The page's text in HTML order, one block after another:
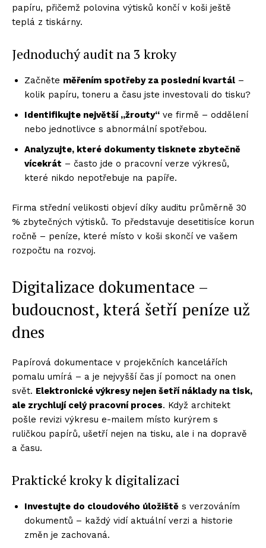
papíru, přičemž polovina výtisků končí v koši ještě
teplá z tiskárny.
Jednoduchý audit na 3 kroky
Začněte měřením spotřeby za poslední kvartál –
kolik papíru, toneru a času jste investovali do tisku?
Identifikujte největší „žrouty“ ve firmě – oddělení
nebo jednotlivce s abnormální spotřebou.
Analyzujte, které dokumenty tisknete zbytečně
vícekrát – často jde o pracovní verze výkresů,
které nikdo nepotřebuje na papíře.
Firma střední velikosti objeví díky auditu průměrně 30
% zbytečných výtisků. To představuje desetitisíce korun
ročně – peníze, které místo v koši skončí ve vašem
rozpočtu na rozvoj.
Digitalizace dokumentace –
budoucnost, která šetří peníze už
dnes
Papírová dokumentace v projekčních kancelářích
pomalu umírá – a je nejvyšší čas jí pomoct na onen
svět. Elektronické výkresy nejen šetří náklady na tisk,
ale zrychlují celý pracovní proces. Když architekt
pošle revizi výkresu e-mailem místo kurýrem s
ruličkou papírů, ušetří nejen na tisku, ale i na dopravě
a času.
Praktické kroky k digitalizaci
Investujte do cloudového úložiště s verzováním
dokumentů – každý vidí aktuální verzi a historie
změn je zachovaná.